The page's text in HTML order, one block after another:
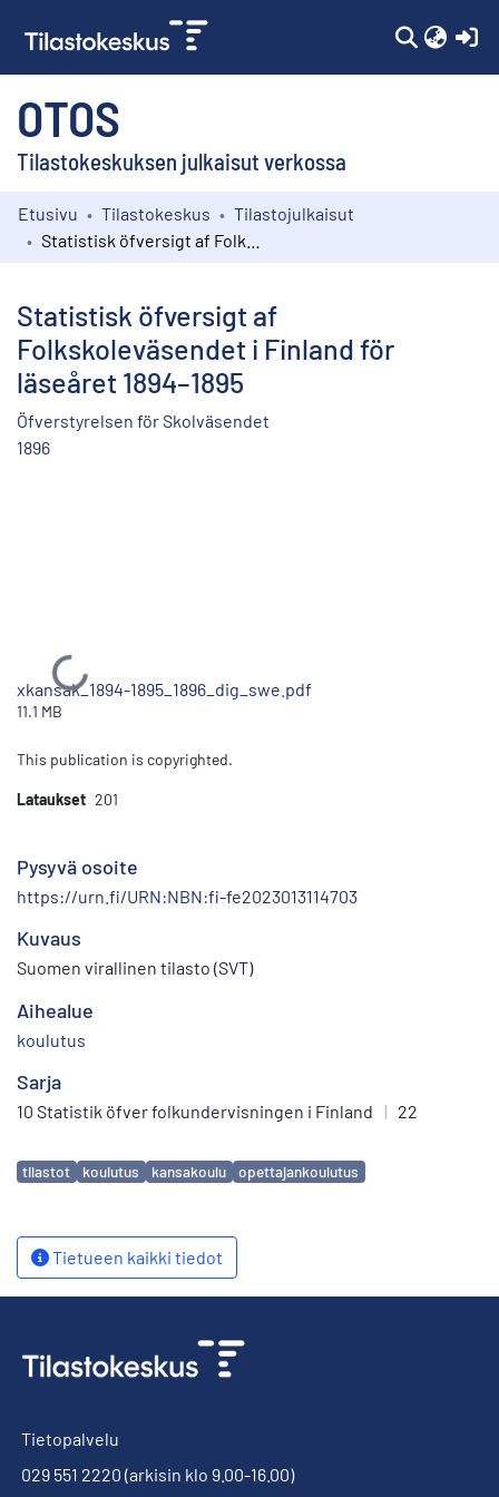
OTOS
Tilastokeskuksen julkaisut verkossa
Kokoelmat
Etusivu Tilastokeskus
Tilastojulkaisut
Statistisk öfversigt af
Folkskoleväsendet i Finland för
läseåret 1894–1895
Öfverstyrelsen för Skolväsendet
1896
Ladataan...
xkansak_1894-1895_1896_dig_swe.pdf
11.1 MB
This publication is copyrighted.
Lataukset 201
Pysyvä osoite
https://urn.fi/URN:NBN:fi-fe2023013114703
Kuvaus
Suomen virallinen tilasto (SVT)
Aihealue
koulutus
Sarja
10 Statistik öfver folkundervisningen i Finland | 22
Avainsanat
tilastot koulutus kansakoulu opettajankoulutus
Tietueen kaikki tiedot
Tietopalvelu
029 551 2220 (arkisin klo 9.00-16.00)